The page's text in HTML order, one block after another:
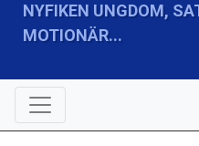
NYFIKEN UNGDOM,
MOTIONÄR...